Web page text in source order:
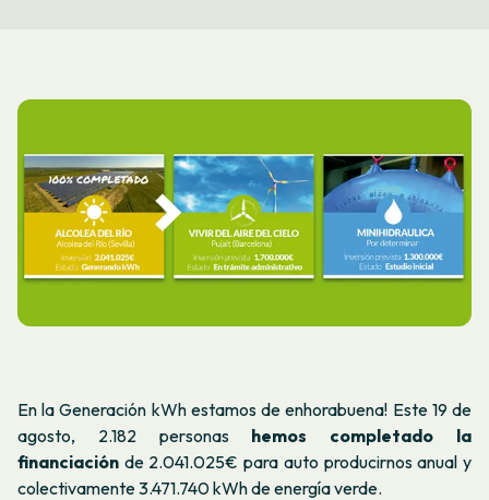
Idioma:
En la Generación kWh estamos de enhorabuena! Este 19 de
agosto, 2.182 personas hemos completado la
financiación de 2.041.025€ para auto producirnos anual y
colectivamente 3.471.740 kWh de energía verde.